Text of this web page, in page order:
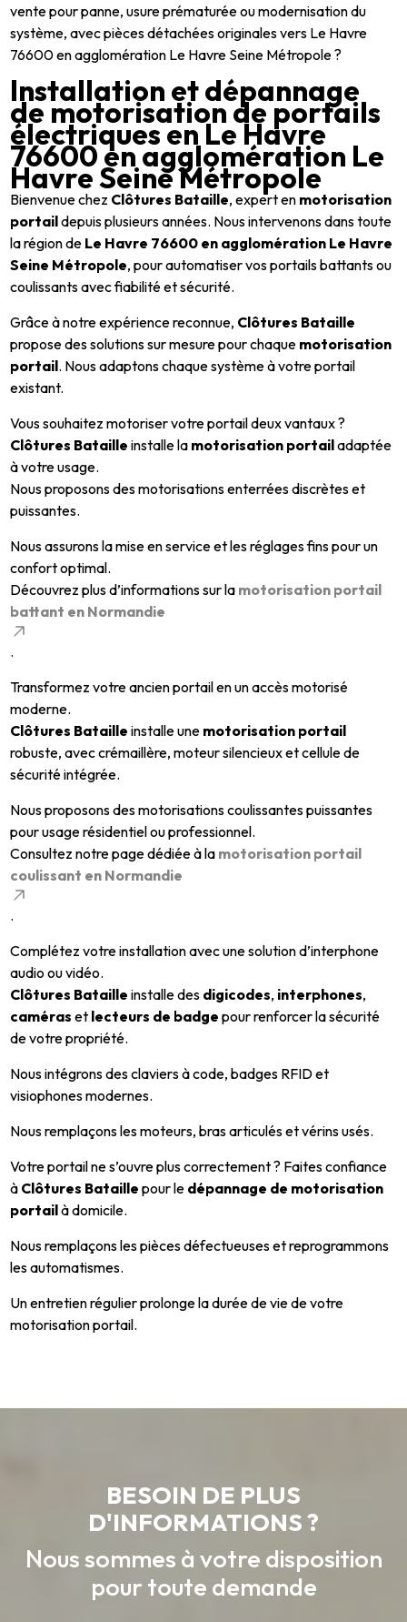
vente pour panne, usure prématurée ou modernisation du
système, avec pièces détachées originales vers Le Havre
76600 en agglomération Le Havre Seine Métropole ?
Installation et dépannage
de motorisation de portails
électriques en Le Havre
76600 en agglomération Le
Havre Seine Métropole
Bienvenue chez Clôtures Bataille, expert en motorisation
portaildepuis plusieurs années. Nous intervenons dans toute
la région de Le Havre 76600 en agglomération Le Havre
Seine Métropole, pour automatiser vos portails battants ou
coulissants avec fiabilité et sécurité.
Grâce à notre expérience reconnue, Clôtures Bataille
propose des solutions sur mesure pour chaque motorisation
portail. Nous adaptons chaque système à votre portail
existant.
Vous souhaitez motoriser votre portail deux vantaux ?
Clôtures Bataille installe la motorisation portailadaptée
à votre usage.
Nous proposons des motorisations enterrées discrètes et
puissantes.
Nous assurons la mise en service et les réglages fins pour un
confort optimal.
Découvrez plus d’informations sur la motorisation portail
battant en Normandie
.
Transformez votre ancien portail en un accès motorisé
moderne.
Clôtures Bataille installe une motorisation portail
robuste, avec crémaillère, moteur silencieux et cellule de
sécurité intégrée.
Nous proposons des motorisations coulissantes puissantes
pour usage résidentiel ou professionnel.
Consultez notre page dédiée à la motorisation portail
coulissant en Normandie
.
Complétez votre installation avec une solution d’interphone
audio ou vidéo.
Clôtures Bataille installe des digicodes, interphones,
caméras et lecteurs de badge pour renforcer la sécurité
de votre propriété.
Nous intégrons des claviers à code, badges RFID et
visiophones modernes.
Nous remplaçons les moteurs, bras articulés et vérins usés.
Votre portail ne s’ouvre plus correctement ? Faites confiance
à Clôtures Bataille pour le dépannage de motorisation
portailà domicile.
Nous remplaçons les pièces défectueuses et reprogrammons
les automatismes.
Un entretien régulier prolonge la durée de vie de votre
motorisation portail.
BESOIN DE PLUS
D'INFORMATIONS ?
Nous sommes à votre disposition
pour toute demande